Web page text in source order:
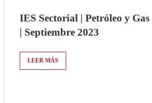
IES Sectorial | Petróleo y Gas
| Septiembre 2023
LEER MÁS